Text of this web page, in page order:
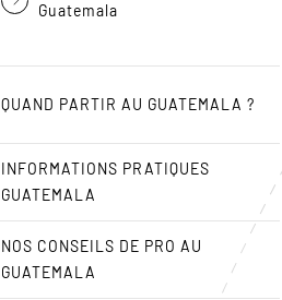
Guatemala
QUAND PARTIR AU GUATEMALA ?
INFORMATIONS PRATIQUES
GUATEMALA
NOS CONSEILS DE PRO AU
GUATEMALA